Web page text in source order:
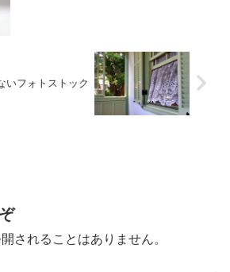
いフォトストック
されることはありません。